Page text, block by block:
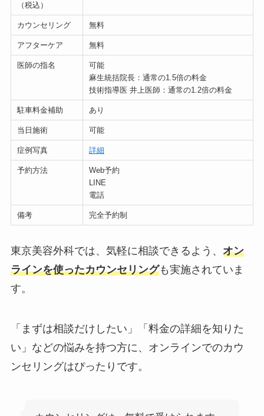
（税込）
カウンセリング 無料
アフターケア 無料
医師の指名
可能
麻生統括院長：通常の1.5倍の料金
技術指導医 井上医師：通常の1.2倍の料金
駐車料金補助 あり
当日施術 可能
症例写真 詳細
予約方法
Web予約
LINE
電話
備考 完全予約制
東京美容外科では、気軽に相談できるよう、 オン
ラインを使ったカウンセリングも実施されていま
す。
「まずは相談だけしたい」「料金の詳細を知りた
い」などの悩みを持つ方に、オンラインでのカウ
ンセリングはぴったりです。